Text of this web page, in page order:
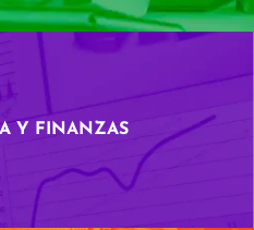
Y FINANZAS